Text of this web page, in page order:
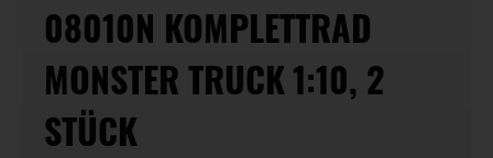
08010N KOMPLETTRAD
MONSTER TRUCK 1:10, 2
STÜCK